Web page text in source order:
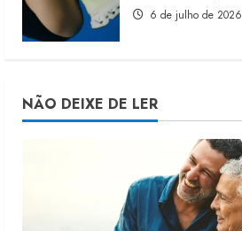
6 de julho de 2026
NÃO DEIXE DE LER